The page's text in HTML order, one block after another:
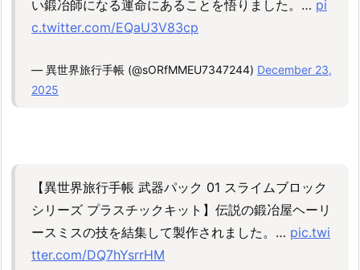
い鍛冶師になる運命にあることを悟りました。… pi
c.twitter.com/EQaU3V83cp
— 異世界旅行手帳 (@sORfMMEU7347244) December 23,
2025
【異世界旅行手帳 武器パック 01 スライムブロック
シリーズ プラスチックキット】伝説の鍛冶屋ヘーリ
ースミスの技を結集して製作されました。… pic.twi
tter.com/DQ7hYsrrHM